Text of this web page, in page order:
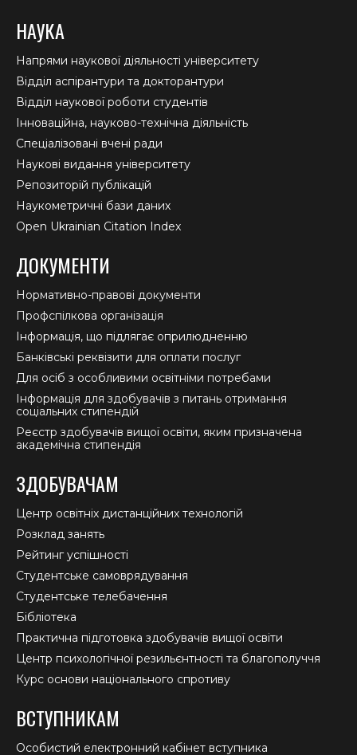
НАУКА
Напрями наукової діяльності університету
Відділ аспірантури та докторантури
Відділ наукової роботи студентів
Інноваційна, науково-технічна діяльність
Спеціалізовані вчені ради
Наукові видання університету
Репозиторій публікацій
Наукометричні бази даних
Open Ukrainian Citation Index
ДОКУМЕНТИ
Нормативно-правові документи
Профспілкова організація
Інформація, що підлягає оприлюдненню
Банківські реквізити для оплати послуг
Для осіб з особливими освітніми потребами
Інформація для здобувачів з питань отримання
соціальних стипендій
Реєстр здобувачів вищої освіти, яким призначена
академічна стипендія
ЗДОБУВАЧАМ
Центр освітніх дистанційних технологій
Розклад занять
Рейтинг успішності
Студентське самоврядування
Студентське телебачення
Бібліотека
Практична підготовка здобувачів вищої освіти
Центр психологічної резильєнтності та благополуччя
Курс основи національного спротиву
ВСТУПНИКАМ
Особистий електронний кабінет вступника